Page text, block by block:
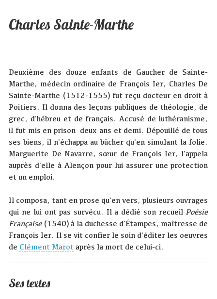
Charles Sainte-Marthe
Deuxième des douze enfants de Gaucher de Sainte-
Marthe, médecin ordinaire de François Ier, Charles De
Sainte-Marthe (1512-1555) fut reçu docteur en droit à
Poitiers. Il donna des leçons publiques de théologie, de
grec, d'hébreu et de français. Accusé de luthéranisme,
il fut mis en prison deux ans et demi. Dépouillé de tous
ses biens, il n'échappa au bûcher qu'en simulant la folie.
Marguerite De Navarre, sœur de François Ier, l'appela
auprès d'elle à Alençon pour lui assurer une protection
et un emploi.
Il composa, tant en prose qu'en vers, plusieurs ouvrages
qui ne lui ont pas survécu. Il a dédié son recueil Poésie
Française(1540) à la duchesse d'Étampes, maîtresse de
François Ier. Il se vit confier le soin d'éditer les oeuvres
de Clément Marot après la mort de celui-ci.
Ses textes